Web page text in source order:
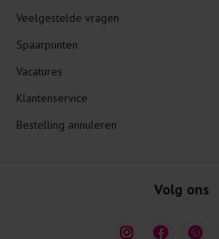
Veelgestelde vragen
Spaarpunten
Vacatures
Klantenservice
Bestelling annuleren
Volg ons